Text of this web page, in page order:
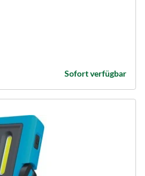
Sofort verfügbar